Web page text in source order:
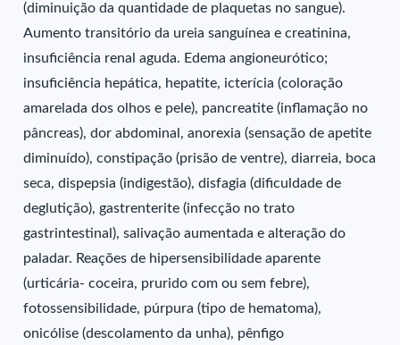
(diminuição da quantidade de plaquetas no sangue).
Aumento transitório da ureia sanguínea e creatinina,
insuficiência renal aguda. Edema angioneurótico;
insuficiência hepática, hepatite, icterícia (coloração
amarelada dos olhos e pele), pancreatite (inflamação no
pâncreas), dor abdominal, anorexia (sensação de apetite
diminuído), constipação (prisão de ventre), diarreia, boca
seca, dispepsia (indigestão), disfagia (dificuldade de
deglutição), gastrenterite (infecção no trato
gastrintestinal), salivação aumentada e alteração do
paladar. Reações de hipersensibilidade aparente
(urticária- coceira, prurido com ou sem febre),
fotossensibilidade, púrpura (tipo de hematoma),
onicólise (descolamento da unha), pênfigo